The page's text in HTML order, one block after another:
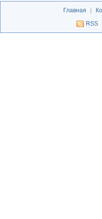
Главная
RSS